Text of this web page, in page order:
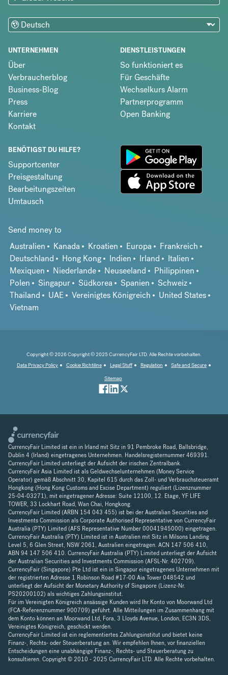
UNTERNEHMEN
Über
Verbraucherblog
Business-Blog
Press
Karriere
Kontakt
DIENSTLEISTUNGEN
So funktioniert es
Für Geschäfte
Wechselkurs Alarm
Partnerprogramm
Open Banking
BENÖTIGST DU HILFE?
Supportcenter
Preisgestaltung
Bearbeitungszeiten
Umtausch
Send money to
Australien
Kanada Kroatien Europa
Frankreich
Deutschland
Hong Kong Indien Irland
Italien
Mexiquen
Niederlande Neuseeland
Philippinen
Polen
Singapur Südkorea Spanien
Schweiz
Thailand
UAE Vereinigtes Königreich
United States
Vietnam
Copyright © 2026 Copyright © 2025 CurrencyFair LTD. Alle Rechte vorbehalten.
Data Privacy Policy
Cookie Richtiline Legal Stuff Regulation
Safe and Secure
Sitemap
CurrencyFair Limited ist ein in Irland mit Sitz in 91 Pembroke Road, Ballsbridge,
Dublin 4 (Irland) eingetragenes Unternehmen. Handelsregisternummer 469391.
CurrencyFair Limited unterliegt der Aufsicht der irischen Zentralbank.
CurrencyFair Asia Limited ist als Geldwechselunternehmen (Money Service
Operator) gemäß Abschnitt 30, Kapitel 615 durch das Zoll- und Verbrauchsteueramt
Hongkong (Hong Kong Customs and Excise Department) reguliert (Lizenznummer
25-04-03271), mit eingetragener Adresse: Suite 12100, 12. Etage, YF LIFE
TOWER, 33 Lockhart Road, Wan Chai, Hongkong.
CurrencyFair Limited (ARBN 154 043 455) ist bei der Australian Securities and
Investments Commission als Corporate Authorised Representative von CurrencyFair
Australia (PTY) Limited (AFS Representative Number 00041945000) eingetragen.
CurrencyFair Australia (PTY) Limited ist in Australien mit Sitz in Milsons Landing
Level 5, 6 Glen Street, NSW 2061, Australien eingetragen. ACN 147 506 410,
ABN 94 147 506 410. CurrencyFair Australia (PTY) Limited unterliegt der Aufsicht
der Australian Securities and Investments Commission (AFSL-Nr. 402709).
CurrencyFair (Singapore) Pte Ltd ist ein in Singapur eingetragenes Unternehmen mit
der registrierten Adresse 1 Robinson Road #17-00 Aia Tower 048542 und
unterliegt der Aufsicht der Monetary Authority of Singapore (Lizenz-Nr.
PS20200102) als wichtiges Zahlungsinstitut.
Für im Vereinigten Königreich ansässige Kunden wird Ihr Konto von Moorwand Ltd
(FCA-Referenznummer 900709) geführt. Alle Mitteilungen im Zusammenhang mit
dem Konto können an Moorwand Ltd, Fora, 3 Lloyds Avenue, London, EC3N 3DS,
Vereinigtes Königreich, geschickt werden.
CurrencyFair Limited ist ein reglementiertes Zahlungsinstitut und bietet keine
Finanz-, Rechts- oder Steuerberatung an. Wir empfehlen Ihnen, vor finanziellen
Entscheidungen eine unabhängige Finanz-, Rechts- und Steuerberatung zu
konsultieren. Copyright © 2010 - 2025 CurrencyFair LTD. Alle Rechte vorbehalten.